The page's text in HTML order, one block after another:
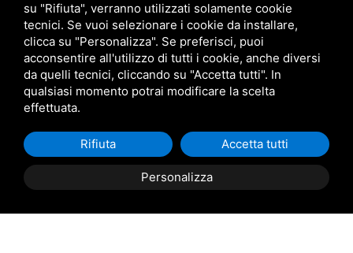
Prenotaora
Tel
+39 0533 81302
Mobile
+39 346 5926555
Email
info@podeltatourism.it
Ricevuto sostegno dal Fondo europeo agricolo per lo
sviluppo rurale
Contributi e aiuti di stato
Archivio News
su "Rifiuta", verranno utilizzati solamente cookie
tecnici. Se vuoi selezionare i cookie da installare,
clicca su "Personalizza". Se preferisci, puoi
acconsentire all'utilizzo di tutti i cookie, anche diversi
da quelli tecnici, cliccando su "Accetta tutti". In
qualsiasi momento potrai modificare la scelta
effettuata.
Personalizza
Rifiuta Accetta tutti